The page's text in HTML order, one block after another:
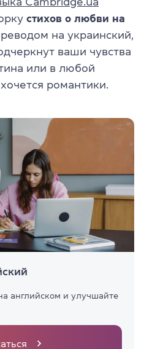
стихов о любви на
на украинский,
ваши чувства
или в любой
романтики.
английском и улучшайте